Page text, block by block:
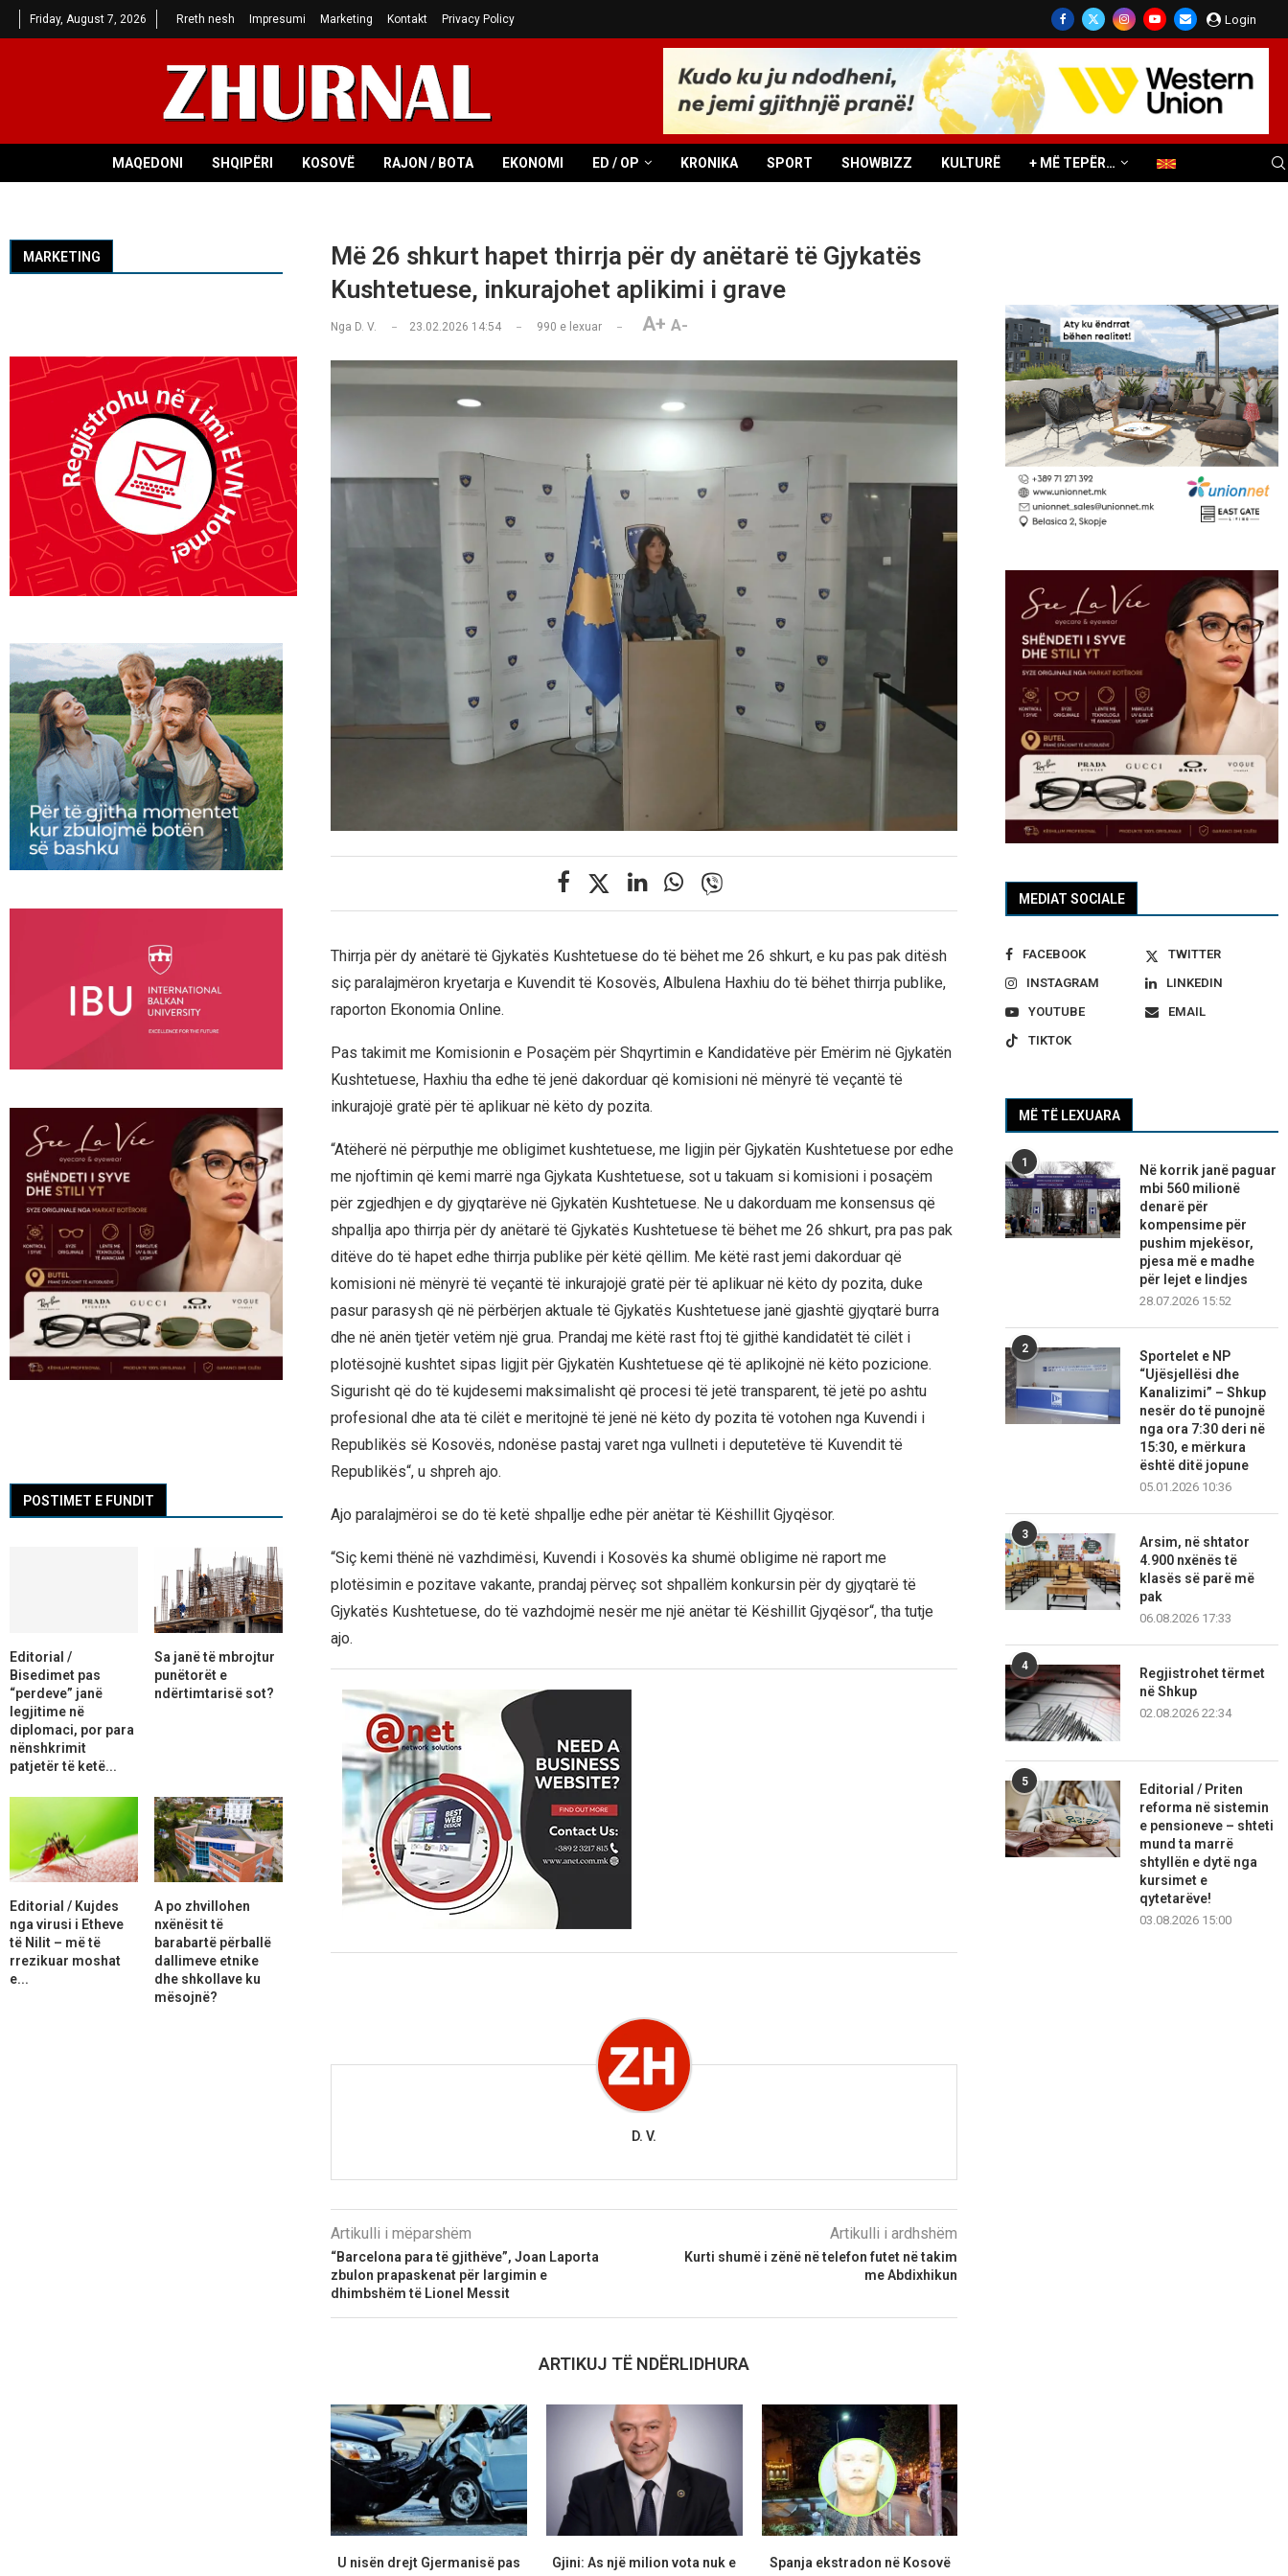
Friday, August 7, 2026 Rreth nesh Impresumi Marketing Kontakt Privacy Policy Login
MAQEDONI SHQIPËRI KOSOVË RAJON / BOTA EKONOMI ED / OP KRONIKA SPORT SHOWBIZZ KULTURË + MË TEPËR…
Më 26 shkurt hapet thirrja për dy anëtarë të Gjykatës
Kushtetuese, inkurajohet aplikimi i grave
Nga D. V. 23.02.2026 14:54 990 e lexuar A+ A-
Thirrja për dy anëtarë të Gjykatës Kushtetuese do të bëhet me 26 shkurt, e ku pas pak ditësh
siç paralajmëron kryetarja e Kuvendit të Kosovës, Albulena Haxhiu do të bëhet thirrja publike,
raporton Ekonomia Online.
Pas takimit me Komisionin e Posaçëm për Shqyrtimin e Kandidatëve për Emërim në Gjykatën
Kushtetuese, Haxhiu tha edhe të jenë dakorduar që komisioni në mënyrë të veçantë të
inkurajojë gratë për të aplikuar në këto dy pozita.
“Atëherë në përputhje me obligimet kushtetuese, me ligjin për Gjykatën Kushtetuese por edhe
me njoftimin që kemi marrë nga Gjykata Kushtetuese, sot u takuam si komisioni i posaçëm
për zgjedhjen e dy gjyqtarëve në Gjykatën Kushtetuese. Ne u dakorduam me konsensus që
shpallja apo thirrja për dy anëtarë të Gjykatës Kushtetuese të bëhet me 26 shkurt, pra pas pak
ditëve do të hapet edhe thirrja publike për këtë qëllim. Me këtë rast jemi dakorduar që
komisioni në mënyrë të veçantë të inkurajojë gratë për të aplikuar në këto dy pozita, duke
pasur parasysh që në përbërjen aktuale të Gjykatës Kushtetuese janë gjashtë gjyqtarë burra
dhe në anën tjetër vetëm një grua. Prandaj me këtë rast ftoj të gjithë kandidatët të cilët i
plotësojnë kushtet sipas ligjit për Gjykatën Kushtetuese që të aplikojnë në këto pozicione.
Sigurisht që do të kujdesemi maksimalisht që procesi të jetë transparent, të jetë po ashtu
profesional dhe ata të cilët e meritojnë të jenë në këto dy pozita të votohen nga Kuvendi i
Republikës së Kosovës, ndonëse pastaj varet nga vullneti i deputetëve të Kuvendit të
Republikës“, u shpreh ajo.
Ajo paralajmëroi se do të ketë shpallje edhe për anëtar të Këshillit Gjyqësor.
“Siç kemi thënë në vazhdimësi, Kuvendi i Kosovës ka shumë obligime në raport me
plotësimin e pozitave vakante, prandaj përveç sot shpallëm konkursin për dy gjyqtarë të
Gjykatës Kushtetuese, do të vazhdojmë nesër me një anëtar të Këshillit Gjyqësor“, tha tutje
ajo.
D. V.
Artikulli i mëparshëm
“Barcelona para të gjithëve”, Joan Laporta
zbulon prapaskenat për largimin e
dhimbshëm të Lionel Messit
Artikulli i ardhshëm
Kurti shumë i zënë në telefon futet në takim
me Abdixhikun
ARTIKUJ TË NDËRLIDHURA
U nisën drejt Gjermanisë pas
Gjini: As një milion vota nuk e
Spanja ekstradon në Kosovë
MEDIAT SOCIALE
FACEBOOK
TWITTER
INSTAGRAM
LINKEDIN
YOUTUBE
EMAIL
TIKTOK
MË TË LEXUARA
1
Në korrik janë paguar
mbi 560 milionë
denarë për
kompensime për
pushim mjekësor,
pjesa më e madhe
për lejet e lindjes
28.07.2026 15:52
2
Sportelet e NP
“Ujësjellësi dhe
Kanalizimi” – Shkup
nesër do të punojnë
nga ora 7:30 deri në
15:30, e mërkura
është ditë jopune
05.01.2026 10:36
3
Arsim, në shtator
4.900 nxënës të
klasës së parë më
pak
06.08.2026 17:33
4
Regjistrohet tërmet
në Shkup
02.08.2026 22:34
5
Editorial / Priten
reforma në sistemin
e pensioneve – shteti
mund ta marrë
shtyllën e dytë nga
kursimet e
qytetarëve!
03.08.2026 15:00
MARKETING
POSTIMET E FUNDIT
Editorial /
Bisedimet pas
“perdeve” janë
legjitime në
diplomaci, por para
nënshkrimit
patjetër të ketë...
Sa janë të mbrojtur
punëtorët e
ndërtimtarisë sot?
Editorial / Kujdes
nga virusi i Etheve
të Nilit – më të
rrezikuar moshat
e...
A po zhvillohen
nxënësit të
barabartë përballë
dallimeve etnike
dhe shkollave ku
mësojnë?